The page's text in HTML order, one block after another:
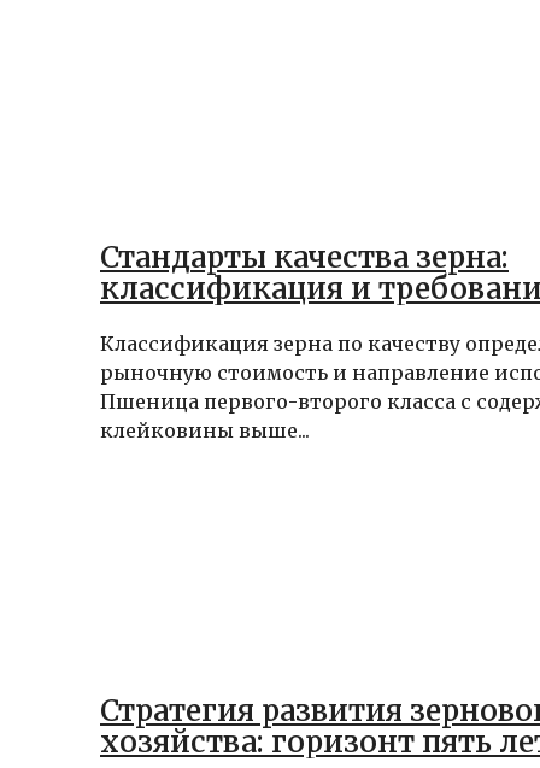
Стандарты качества зерна:
классификация и
Классификация зерна по качеству
рыночную стоимость и направление
Пшеница первого-второго класса с
клейковины выше...
Стратегия развития
хозяйства: горизонт пять